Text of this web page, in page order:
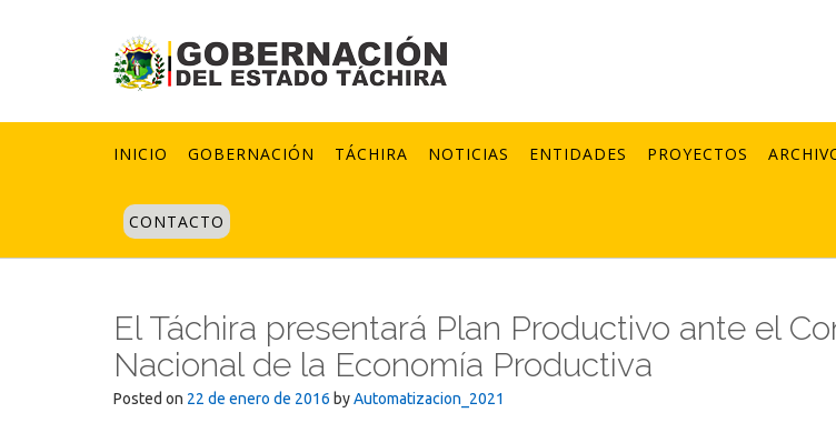
INICIO GOBERNACIÓN TÁCHIRA NOTICIAS ENTIDADES PROYECTOS
CONTACTO
El Táchira presentará Plan Productivo ante el
Nacional de la Economía Productiva
Posted on 22 de enero de 2016 byAutomatizacion_2021